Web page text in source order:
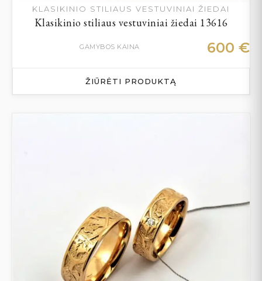
KLASIKINIO STILIAUS VESTUVINIAI ŽIEDAI
Klasikinio stiliaus vestuviniai žiedai 13616
GAMYBOS KAINA 600 €
ŽIŪRĖTI PRODUKTĄ